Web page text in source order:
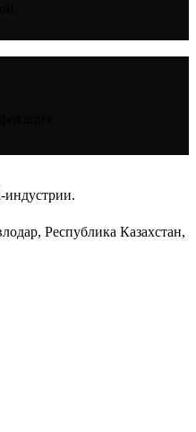
индустрии.
Республика Казахстан,